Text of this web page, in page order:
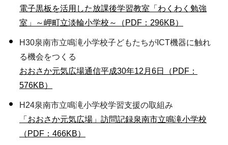
電子黒板を活用した放課後学習教室「わくわく勉強
室」～岬町立淡輪小学校～（PDF：296KB）
H30泉南市立鳴滝小学校子どもたちがICT機器に触れ
る機会をつくる
おおさか元気広場通信平成30年12月6日（PDF：
576KB）
H24泉南市立鳴滝小学校学習支援の取組み
「おおさか元気広場」訪問記録泉南市立鳴滝小学校
（PDF：466KB）